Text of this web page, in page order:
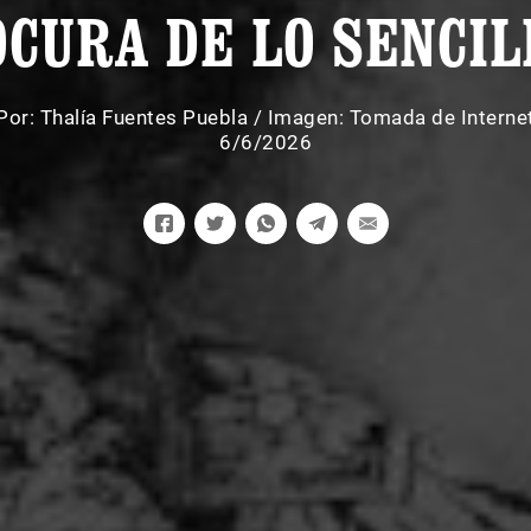
DE LO
Thalía Fuentes Puebla / Imagen: Tomada de
6/6/2026